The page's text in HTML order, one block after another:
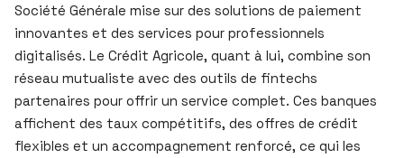
Société Générale mise sur des solutions de paiement
innovantes et des services pour professionnels
digitalisés. Le Crédit Agricole, quant à lui, combine son
réseau mutualiste avec des outils de fintechs
partenaires pour offrir un service complet. Ces banques
affichent des taux compétitifs, des offres de crédit
flexibles et un accompagnement renforcé, ce qui les